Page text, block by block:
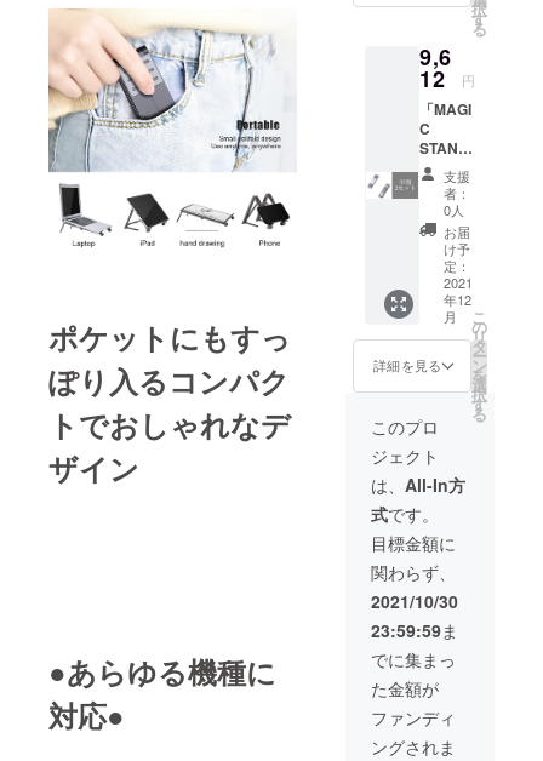
ポケットにもすっ
ぽり入るコンパク
トでおしゃれなデ
ザイン
●あらゆる機種に
対応●
上の都
合等に
より出
荷時期
が遅れ
る場合
があり
ます。
10800
22％オ
フ】 ※
デザイ
ン・仕
様は変
更にな
る可能
性もご
ざいま
す。ご
了承く
ださ
い。 ※
ご注文
状況、
使用部
材の供
造工程
上の都
合等に
より出
荷時期
が遅れ
る場合
があり
ます。
択
す
る
9,6
12 円
「MAGI
C
STAND
」2セッ
ト
【税・
送料
込】
【一般
販売予
定価格
10800
円から
11％オ
フ】 ※
デザイ
ン・仕
様は変
更にな
る可能
性もご
ざいま
す。ご
了承く
ださ
い。 ※
ご注文
状況、
使用部
材の供
給状
況、製
造工程
支援
者：
0人
お届
け予
定：
2021
年12
月
詳細を見る
こ
の
リ
タ
ー
ン
を
選
択
す
る
このプロ
ジェクト
は、 All-In方
式です。
目標金額に
関わらず、
2021/10/30
23:59:59ま
でに集まっ
た金額が
ファンディ
ングされま